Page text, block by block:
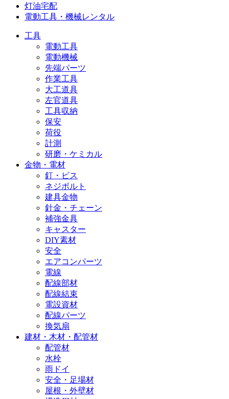
灯油宅配
電動工具・機械レンタル
工具
電動工具
電動機械
先端パーツ
作業工具
大工道具
左官道具
工具収納
保安
荷役
計測
研磨・ケミカル
金物・電材
釘・ビス
ネジボルト
建具金物
針金・チェーン
補強金具
キャスター
DIY素材
安全
エアコンパーツ
電線
配線部材
配線結束
電設資材
配線パーツ
換気扇
建材・木材・配管材
配管材
水栓
雨ドイ
安全・足場材
屋根・外壁材